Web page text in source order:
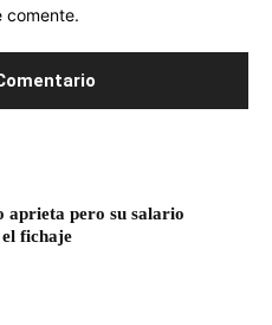
comente.
aprieta pero su salario
fichaje